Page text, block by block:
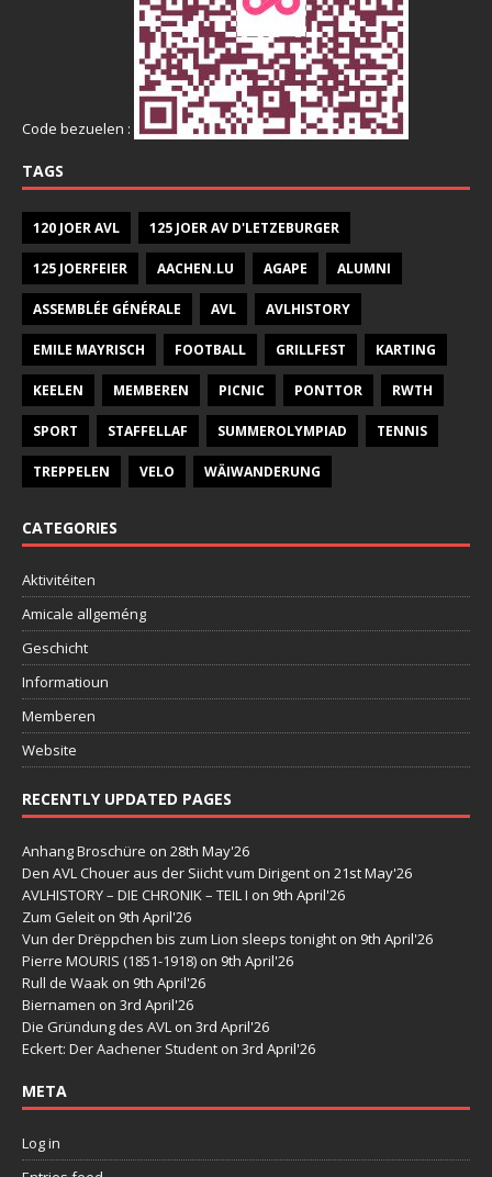
Code bezuelen :
TAGS
120 JOER AVL 125 JOER AV D'LETZEBURGER
125 JOERFEIER AACHEN.LU AGAPE ALUMNI
ASSEMBLÉE GÉNÉRALE AVL AVLHISTORY
EMILE MAYRISCH FOOTBALL GRILLFEST KARTING
KEELEN MEMBEREN PICNIC PONTTOR RWTH
SPORT STAFFELLAF SUMMEROLYMPIAD TENNIS
TREPPELEN VELO WÄIWANDERUNG
CATEGORIES
Aktivitéiten
Amicale allgeméng
Geschicht
Informatioun
Memberen
Website
RECENTLY UPDATED PAGES
Anhang Broschüre on 28th May'26
Den AVL Chouer aus der Siicht vum Dirigent on 21st May'26
AVLHISTORY – DIE CHRONIK – TEIL I on 9th April'26
Zum Geleit on 9th April'26
Vun der Drëppchen bis zum Lion sleeps tonight on 9th April'26
Pierre MOURIS (1851-1918) on 9th April'26
Rull de Waak on 9th April'26
Biernamen on 3rd April'26
Die Gründung des AVL on 3rd April'26
Eckert: Der Aachener Student on 3rd April'26
META
Log in